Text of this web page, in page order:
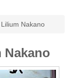
Nakano